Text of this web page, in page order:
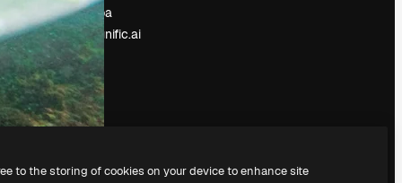
Sala stampa
Cerchi magnific.ai
to the storing of cookies on your device to enhance site